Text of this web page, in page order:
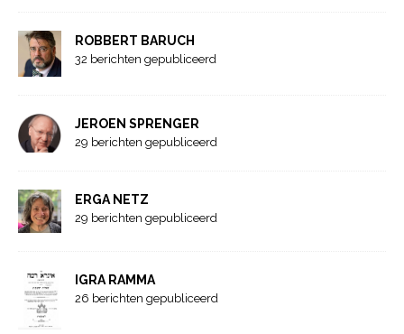
ROBBERT BARUCH
32 berichten gepubliceerd
JEROEN SPRENGER
29 berichten gepubliceerd
ERGA NETZ
29 berichten gepubliceerd
IGRA RAMMA
26 berichten gepubliceerd